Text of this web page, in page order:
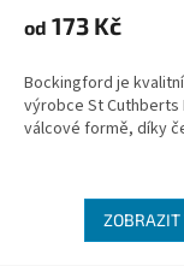
od 173 Kč
Bockingford je
výrobce St Cuthberts
válcové formě, díky
ZOBRAZIT